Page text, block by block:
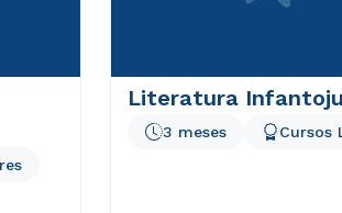
Literatura
3 meses Cursos